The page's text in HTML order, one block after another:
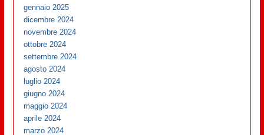
gennaio 2025
dicembre 2024
novembre 2024
ottobre 2024
settembre 2024
agosto 2024
luglio 2024
giugno 2024
maggio 2024
aprile 2024
marzo 2024